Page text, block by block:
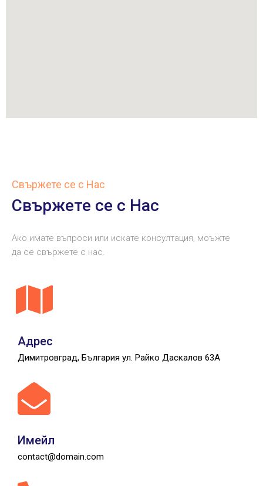
Свържете се с Нас
Свържете се с Нас
Ако имате въпроси или искате консултация, моъжте
да се свържете с нас.
Адрес
Димитровград, България ул. Райко Даскалов 63А
Имейл
contact@domain.com